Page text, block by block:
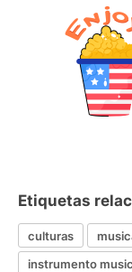
Etiquetas
culturas
instrumento